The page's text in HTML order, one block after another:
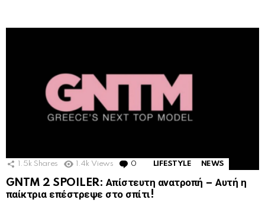
1.5k Shares 1.4k Views 0 Comments
LIFESTYLE NEWS
GNTM 2 SPOILER: Απίστευτη ανατροπή – Αυτή η
παίκτρια επέστρεψε στο σπίτι!